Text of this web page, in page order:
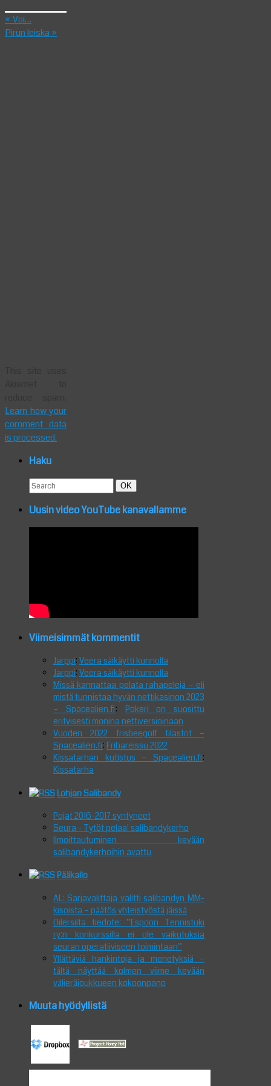
« Voi…
Pirun leiska »
Learn how your
comment data
is processed.
Haku
Search
for:
Search
OK
Uusin video YouTube kanavallamme
Viimeisimmät kommentit
Jarppi: Veera säikäytti kunnolla
Jarppi: Veera säikäytti kunnolla
Missä kannattaa pelata rahapelejä – eli
mistä tunnistaa hyvän nettikasinon 2023
– Spacealien.fi: Pokeri on suosittu
erityisesti monina nettiversioinaan
Vuoden 2022 frisbeegolf tilastot –
Spacealien.fi: Fribareissu 2022
Kissatarhan kutistus – Spacealien.fi:
Kissatarha
Lohjan Salibandy
Pojat 2016-2017 syntyneet
Seura - Tytöt pelaa! salibandykerho
Ilmoittautuminen kevään
salibandykerhoihin avattu
Pääkallo
AL: Sarjavalittaja valitti salibandyn MM-
kisoista – päätös yhteistyöstä jäissä
Oilersilta tiedote: ”Espoon Tennistuki
ry:n konkurssilla ei ole vaikutuksia
seuran operatiiviseen toimintaan”
Yllättäviä hankintoja ja menetyksiä –
tältä näyttää kolmen viime kevään
välieräjoukkueen kokoonpano
Muuta hyödyllistä